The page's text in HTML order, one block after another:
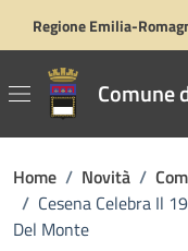
Regione Emilia-
Comune
Home / Novità /
/ Cesena Celebra Il
Del Monte